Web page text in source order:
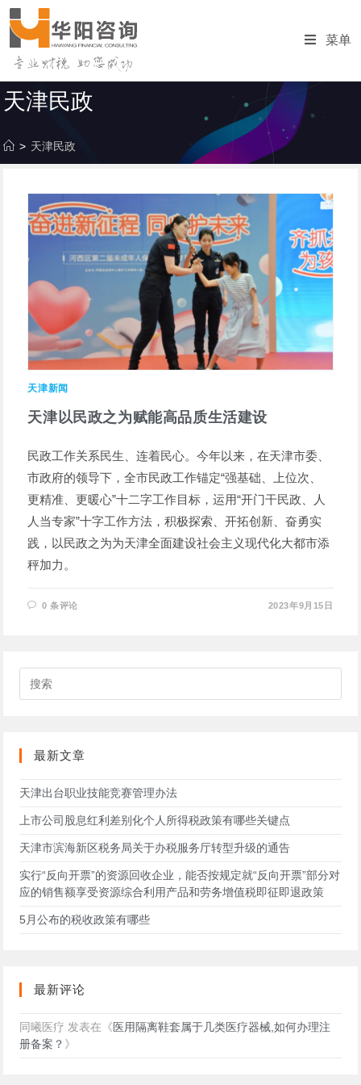
跳
转
至
容
菜单
天津民政
> 天津民政
天津新闻
天津以民政之为赋能高品质生活建设
民政工作关系民生、连着民心。今年以来，在天津市委、
市政府的领导下，全市民政工作锚定“强基础、上位次、
更精准、更暖心”十二字工作目标，运用“开门干民政、人
人当专家”十字工作方法，积极探索、开拓创新、奋勇实
践，以民政之为为天津全面建设社会主义现代化大都市添
秤加力。
0 条评论 2023年9月15日
最新文章
天津出台职业技能竞赛管理办法
上市公司股息红利差别化个人所得税政策有哪些关键点
天津市滨海新区税务局关于办税服务厅转型升级的通告
实行“反向开票”的资源回收企业，能否按规定就“反向开票”部分对
应的销售额享受资源综合利用产品和劳务增值税即征即退政策
5月公布的税收政策有哪些
最新评论
同曦医疗 发表在《医用隔离鞋套属于几类医疗器械,如何办理注
册备案？ 》